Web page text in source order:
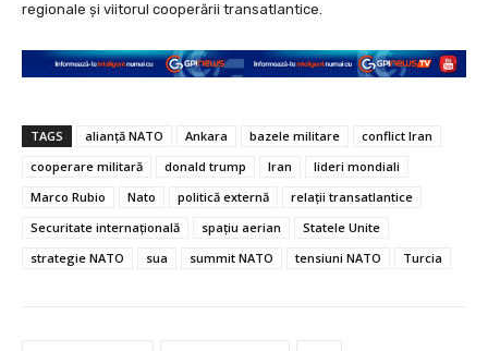
regionale și viitorul cooperării transatlantice.
TAGS alianță NATO Ankara bazele militare
conflict Iran
cooperare militară
donald trump Iran
lideri mondiali
Marco Rubio
Nato politică externă
relații transatlantice
Securitate internațională
spațiu aerian
Statele Unite
strategie NATO
sua summit NATO tensiuni NATO Turcia